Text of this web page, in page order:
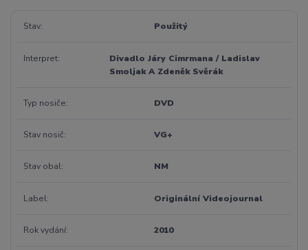
Stav Použitý
Interpret
Divadlo Járy Cimrmana / Ladislav
Smoljak A Zdeněk Svěrák
Typ nosiče DVD
Stav nosič VG+
Stav obal NM
Label Originální Videojournal
Rok vydání 2010